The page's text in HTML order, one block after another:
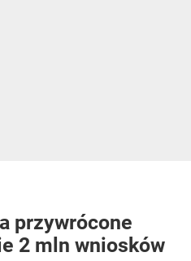
przywrócone
2 mln wniosków